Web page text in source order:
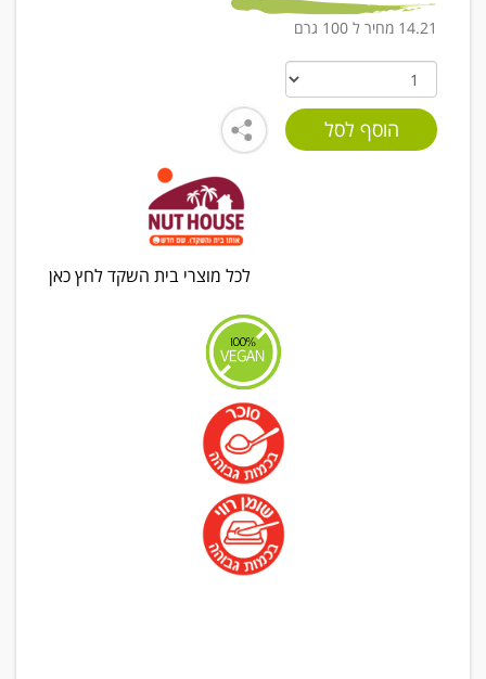
14.21 מחיר ל 100 גרם
לכל מוצרי בית השקד לחץ כאן